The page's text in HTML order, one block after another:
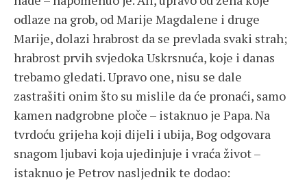
odlaze na grob, od Marije Magdalene i druge
Marije, dolazi hrabrost da se prevlada svaki strah;
hrabrost prvih svjedoka Uskrsnuća, koje i danas
trebamo gledati. Upravo one, nisu se dale
zastrašiti onim što su mislile da će pronaći, samo
kamen nadgrobne ploče – istaknuo je Papa. Na
tvrdoću grijeha koji dijeli i ubija, Bog odgovara
snagom ljubavi koja ujedinjuje i vraća život –
istaknuo je Petrov nasljednik te dodao: